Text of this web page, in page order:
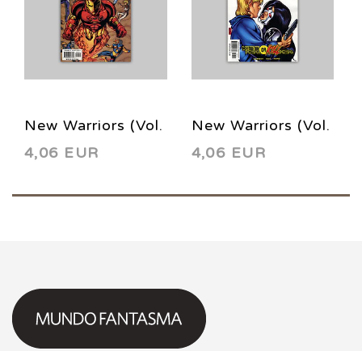
New Warriors (Vol.
2) 9 2000
4,06 EUR
New Warriors (Vol.
2) 7 2000
4,06 EUR